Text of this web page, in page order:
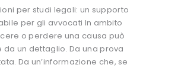
per studi legali: un supporto
per gli avvocati In ambito
o perdere una causa può
da un dettaglio. Da una prova
Da un’informazione che, se